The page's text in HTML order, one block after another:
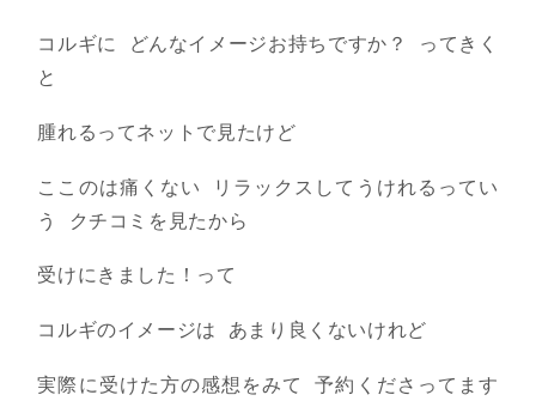
コルギに どんなイメージお持ちですか？ ってきく
と
腫れるってネットで見たけど
ここのは痛くない リラックスしてうけれるってい
う クチコミを見たから
受けにきました！って
コルギのイメージは あまり良くないけれど
実際に受けた方の感想をみて 予約くださってます